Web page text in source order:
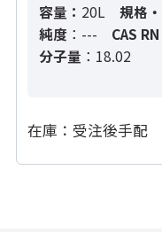
容量： 20L 規格
純度 ：--- CAS RN
分子量 ：18.02
在庫： 受注後手配